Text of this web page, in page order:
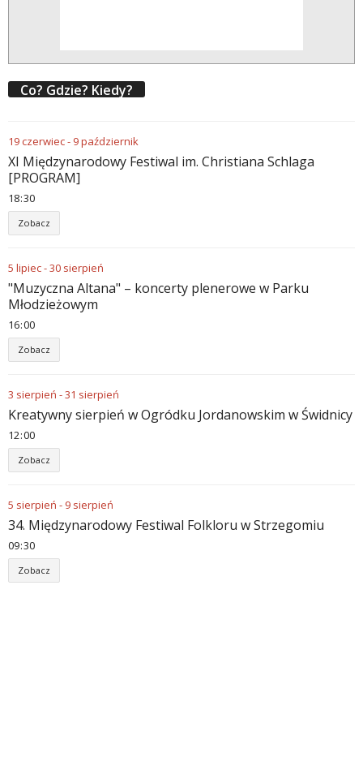
Co? Gdzie? Kiedy?
19czerwiec- 9październik
XI Międzynarodowy Festiwal im. Christiana Schlaga
[PROGRAM]
18:30
Zobacz
5 lipiec-30 sierpień
"Muzyczna Altana" – koncerty plenerowe w Parku
Młodzieżowym
16:00
Zobacz
3 sierpień -31 sierpień
Kreatywny sierpień w Ogródku Jordanowskim w Świdnicy
12:00
Zobacz
5 sierpień - 9 sierpień
34. Międzynarodowy Festiwal Folkloru w Strzegomiu
09:30
Zobacz